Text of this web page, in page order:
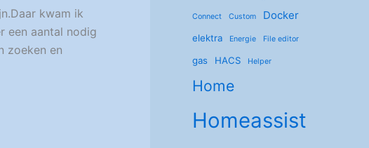
kwam ik
een aantal nodig
zoeken en
Connect Custom Docker
elektra Energie File editor
gas HACS Helper
Home
Homeassist